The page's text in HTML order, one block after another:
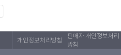
개인정보처리방침
판매자 개인정보처리
방침